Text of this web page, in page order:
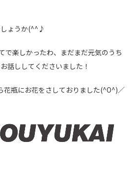
ょうか(^^♪
で楽しかったわ、まだまだ元気のうち
話ししてくださいました！
花瓶にお花をさしておりました(^O^)／